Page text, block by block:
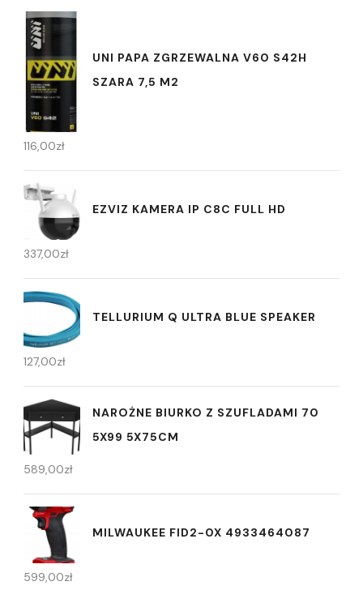
UNI PAPA ZGRZEWALNA V60 S42H
SZARA 7,5 M2
116,00zł
EZVIZ KAMERA IP C8C FULL HD
337,00zł
TELLURIUM Q ULTRA BLUE SPEAKER
127,00zł
NAROŻNE BIURKO Z SZUFLADAMI 70
5X99 5X75CM
589,00zł
MILWAUKEE FID2-0X 4933464087
599,00zł